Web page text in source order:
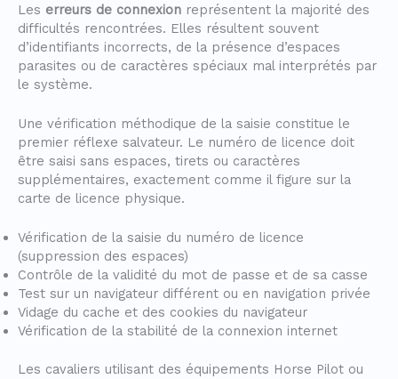
Les erreurs de connexion représentent la majorité des
difficultés rencontrées. Elles résultent souvent
d’identifiants incorrects, de la présence d’espaces
parasites ou de caractères spéciaux mal interprétés par
le système.
Une vérification méthodique de la saisie constitue le
premier réflexe salvateur. Le numéro de licence doit
être saisi sans espaces, tirets ou caractères
supplémentaires, exactement comme il figure sur la
carte de licence physique.
Vérification de la saisie du numéro de licence
(suppression des espaces)
Contrôle de la validité du mot de passe et de sa casse
Test sur un navigateur différent ou en navigation privée
Vidage du cache et des cookies du navigateur
Vérification de la stabilité de la connexion internet
Les cavaliers utilisant des équipements Horse Pilot ou